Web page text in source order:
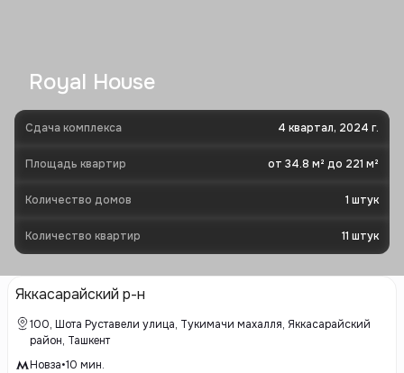
Royal House
Сдача комплекса 4 квартал, 2024 г.
Площадь квартир от 34.8 м² до 221 м²
Количество домов 1 штук
Количество квартир 11 штук
Яккасарайский р-н
100, Шота Руставели улица, Тукимачи махалля, Яккасарайский
район, Ташкент
Новза•10 мин.